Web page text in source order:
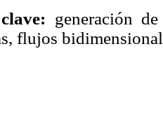
generación
flujos